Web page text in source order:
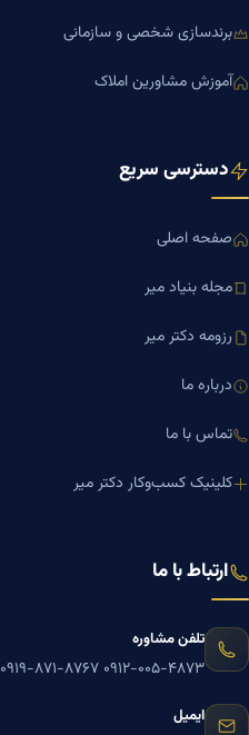
برندسازی شخصی و سازمانی
آموزش مشاورین املاک
دسترسی سریع
صفحه اصلی
مجله بنیاد میر
رزومه دکتر میر
درباره ما
تماس با ما
کلینیک کسب‌وکار دکتر میر
ارتباط با ما
تلفن مشاوره
۰۹۱۲-۰۰۵-۴۸۷۳ ۰۹۱۹-۸۷۱-۸۷۶۷
ایمیل